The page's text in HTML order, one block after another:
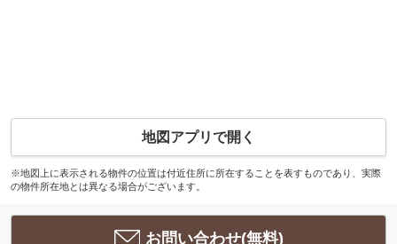
地図アプリで開く
※地図上に表示される物件の位置は付近住所に所在することを表すものであり、実際
の物件所在地とは異なる場合がございます。
お問い合わせ(無料)